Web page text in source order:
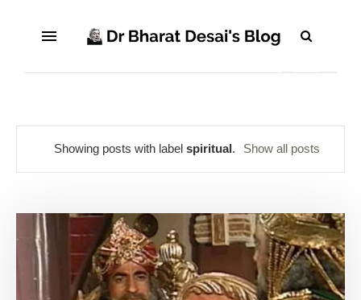
Showing posts with labelspiritual. Show all posts